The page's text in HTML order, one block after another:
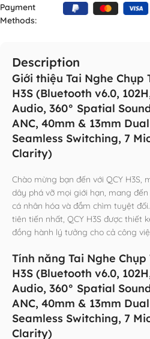
Payment
Methods:
Description
Giới thiệu Tai Nghe Chụp
H3S (Bluetooth v6.0,
Audio, 360° Spatial
ANC, 40mm & 13mm
Seamless Switching, 7
Clarity)
Chào mừng bạn đến với QCY H3S,
dây phá vỡ mọi giới hạn, mang
cá nhân hóa và đắm chìm tuyệt
tiên tiến nhất, QCY H3S được thiết
đồng hành lý tưởng cho cả công
Tính năng Tai Nghe
H3S (Bluetooth v6.0,
Audio, 360° Spatial
ANC, 40mm & 13mm
Seamless Switching, 7
Clarity)